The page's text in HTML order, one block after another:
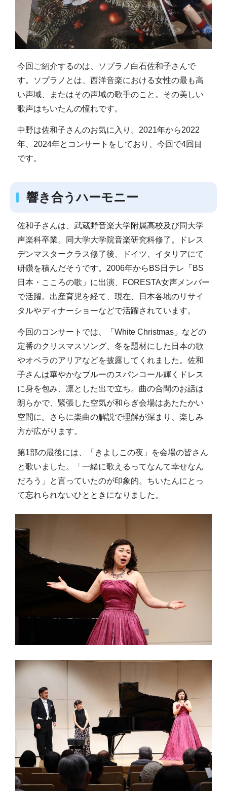
今回ご紹介するのは、ソプラノ白石佐和子さんで
す。ソプラノとは、西洋音楽における女性の最も高
い声域、またはその声域の歌手のこと。その美しい
歌声はちいたんの憧れです。
中野は佐和子さんのお気に入り。2021年から2022
年、2024年とコンサートをしており、今回で4回目
です。
響き合うハーモニー
佐和子さんは、武蔵野音楽大学附属高校及び同大学
声楽科卒業。同大学大学院音楽研究科修了。ドレス
デンマスタークラス修了後、ドイツ、イタリアにて
研鑽を積んだそうです。2006年からBS日テレ「BS
日本・こころの歌」に出演、FORESTA女声メンバー
で活躍。出産育児を経て、現在、日本各地のリサイ
タルやディナーショーなどで活躍されています。
今回のコンサートでは、「White Christmas」などの
定番のクリスマスソング、冬を題材にした日本の歌
やオペラのアリアなどを披露してくれました。佐和
子さんは華やかなブルーのスパンコール輝くドレス
に身を包み、凛とした出で立ち。曲の合間のお話は
朗らかで、緊張した空気が和らぎ会場はあたたかい
空間に。さらに楽曲の解説で理解が深まり、楽しみ
方が広がります。
第1部の最後には、「きよしこの夜」を会場の皆さん
と歌いました。「一緒に歌えるってなんて幸せなん
だろう」と言っていたのが印象的。ちいたんにとっ
て忘れられないひとときになりました。